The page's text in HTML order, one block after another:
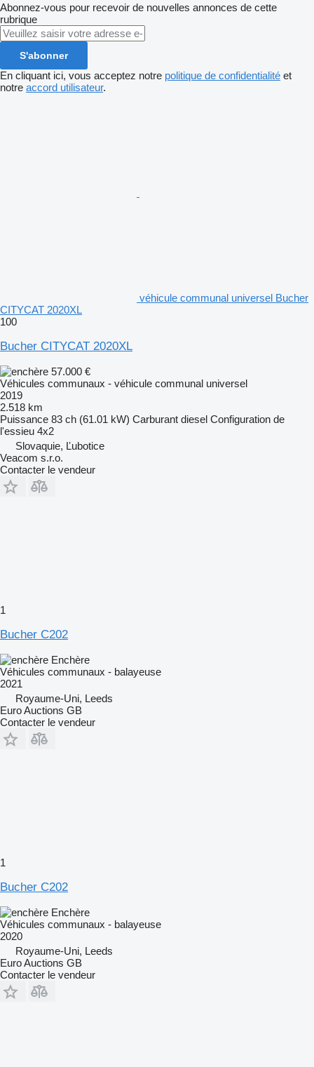
Abonnez-vous pour recevoir de nouvelles annonces de cette
rubrique
S'abonner
En cliquant ici, vous acceptez notre politique de confidentialité et
notre accord utilisateur.
véhicule communal universel Bucher
CITYCAT 2020XL
100
Bucher CITYCAT 2020XL
57.000 €
Véhicules communaux - véhicule communal universel
2019
2.518 km
Puissance 83 ch (61.01 kW) Carburant diesel Configuration de
l'essieu 4x2
Slovaquie, Ľubotice
Veacom s.r.o.
Contacter le vendeur
1
Bucher C202
Enchère
Véhicules communaux - balayeuse
2021
Royaume-Uni, Leeds
Euro Auctions GB
Contacter le vendeur
1
Bucher C202
Enchère
Véhicules communaux - balayeuse
2020
Royaume-Uni, Leeds
Euro Auctions GB
Contacter le vendeur